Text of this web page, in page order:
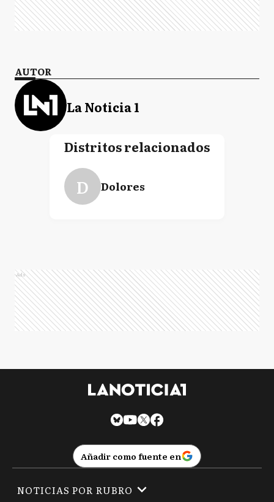
AUTOR
La Noticia 1
Distritos relacionados
D Dolores
Ads
Añadir como fuente en
NOTICIAS POR RUBRO